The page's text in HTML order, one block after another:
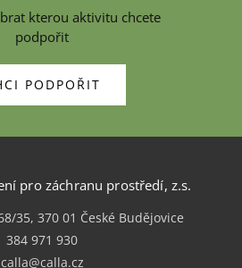
kterou aktivitu chcete
podpořit
PODPOŘIT
pro záchranu prostředí, z.s.
35, 370 01 České Budějovice
384 971 930
calla@calla.cz